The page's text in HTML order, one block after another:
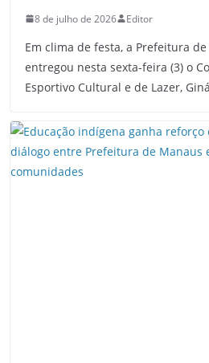
8 de julho de 2026 Editor
Em clima de festa, a Prefeitura
entregou nesta sexta-feira (3) o
Esportivo Cultural e de Lazer,